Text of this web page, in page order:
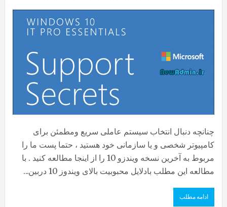
چنانچه دنبال انتخاب سیستم عاملی سریع ومطمئن برای
کامپیوتر شخصی و یا سازمانی خود هستید ، حتما پست ما را
مربوط به آخرین نسخه ویندزو 10 را از اینجا مطالعه کنید . با
مطالعه این مطلب بادلایل محبوبیت بالای ویندوز 10 دربین...
ادامه مطلب